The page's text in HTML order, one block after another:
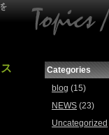
Categories
blog (15)
NEWS (23)
Uncategorized